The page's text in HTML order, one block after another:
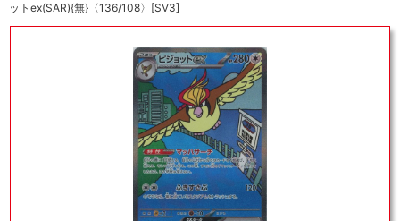
ットex(SAR){無}〈136/108〉[SV3]